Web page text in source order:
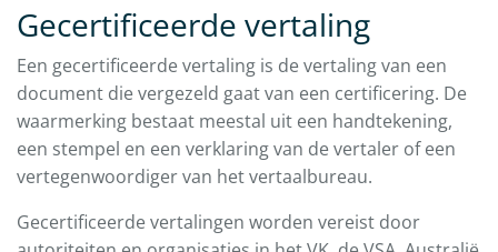
Gecertificeerde vertaling
Een gecertificeerde vertaling is de vertaling van een
document die vergezeld gaat van een certificering. De
waarmerking bestaat meestal uit een handtekening,
een stempel en een verklaring van de vertaler of een
vertegenwoordiger van het vertaalbureau.
Gecertificeerde vertalingen worden vereist door